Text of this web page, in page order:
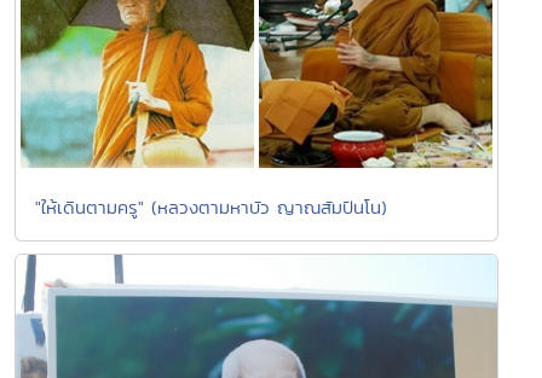
"ให้เดินตามครู" (หลวงตามหาบัว ญาณสัมปันโน)